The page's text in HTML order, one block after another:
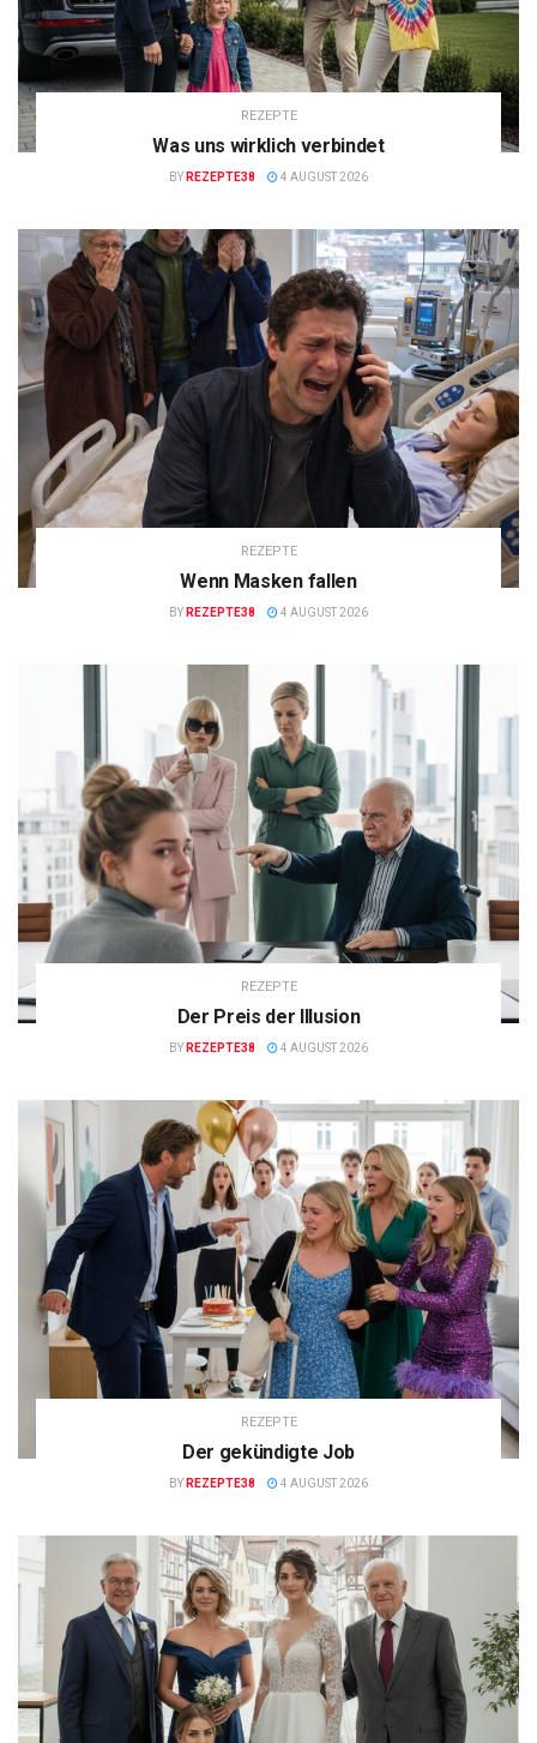
REZEPTE
Was uns wirklich verbindet
BY REZEPTE38 4 AUGUST 2026
REZEPTE
Wenn Masken fallen
BY REZEPTE38 4 AUGUST 2026
REZEPTE
Der Preis der Illusion
BY REZEPTE38 4 AUGUST 2026
REZEPTE
Der gekündigte Job
BY REZEPTE38 4 AUGUST 2026